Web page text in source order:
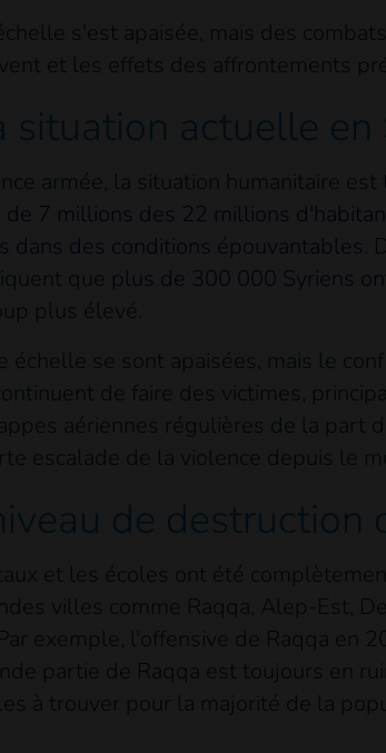
s'est apaisée, mais des
et les effets des affrontements
situation actuelle
armée, la situation humanitaire
de 7 millions des 22 millions
dans des conditions épouvantables.
que plus de 300 000 Syriens
plus élevé.
échelle se sont apaisées, mais le
de faire des victimes,
aériennes régulières de la part
escalade de la violence depuis le
de destruction
et les écoles ont été
villes comme Raqqa, Alep-Est,
exemple, l'offensive de Raqqa en
partie de Raqqa est toujours en
à trouver pour la majorité de la